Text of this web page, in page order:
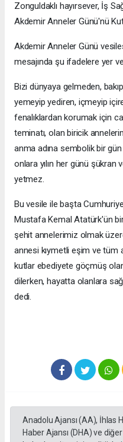
Zonguldaklı hayırsever, İş
Akdemir Anneler Günü'nü
Akdemir Anneler Günü
mesajında şu ifadelere yer
Bizi dünyaya gelmeden,
yemeyip yediren, içmeyip
fenalıklardan korumak için
teminatı, olan biricik
anma adına sembolik bir
onlara yılın her günü
yetmez.
Bu vesile ile başta
Mustafa Kemal Atatürk'ün
şehit annelerimiz olmak
annesi kıymetli eşim ve tüm
kutlar ebediyete göçmüş
dilerken, hayatta olanlara
dedi.
Anadolu Ajansı (AA), İhlas
Haber Ajansı (DHA) ve